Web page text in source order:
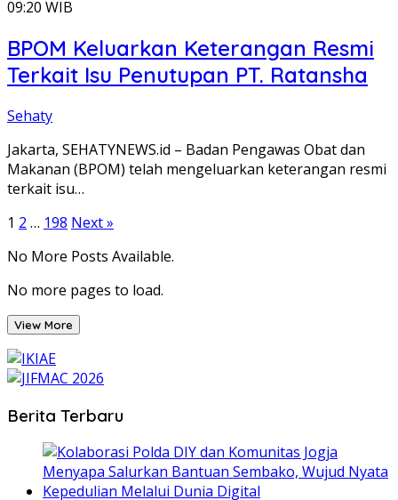
09:20 WIB
BPOM Keluarkan Keterangan Resmi
Terkait Isu Penutupan PT. Ratansha
Sehaty
Jakarta, SEHATYNEWS.id – Badan Pengawas Obat dan
Makanan (BPOM) telah mengeluarkan keterangan resmi
terkait isu…
Posts
pagination
1 2 … 198 Next »
No More Posts Available.
No more pages to load.
View More
Berita Terbaru